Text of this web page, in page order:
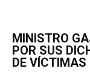
MINISTRO
POR SUS
DE VÍCTIMAS